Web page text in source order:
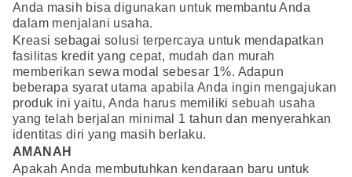
Anda masih bisa digunakan untuk membantu Anda
dalam menjalani usaha.
Kreasi sebagai solusi terpercaya untuk mendapatkan
fasilitas kredit yang cepat, mudah dan murah
memberikan sewa modal sebesar 1%. Adapun
beberapa syarat utama apabila Anda ingin mengajukan
produk ini yaitu, Anda harus memiliki sebuah usaha
yang telah berjalan minimal 1 tahun dan menyerahkan
identitas diri yang masih berlaku.
AMANAH
Apakah Anda membutuhkan kendaraan baru untuk